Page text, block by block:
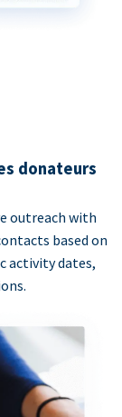
donateurs
outreach with
based on
activity dates,